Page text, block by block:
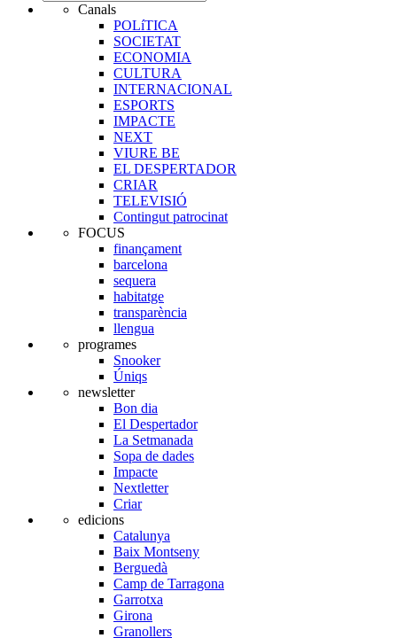
Canals
POLíTICA
SOCIETAT
ECONOMIA
CULTURA
INTERNACIONAL
ESPORTS
IMPACTE
NEXT
VIURE BE
EL DESPERTADOR
CRIAR
TELEVISIÓ
Contingut patrocinat
FOCUS
finançament
barcelona
sequera
habitatge
transparència
llengua
programes
Snooker
Úniqs
newsletter
Bon dia
El Despertador
La Setmanada
Sopa de dades
Impacte
Nextletter
Criar
edicions
Catalunya
Baix Montseny
Berguedà
Camp de Tarragona
Garrotxa
Girona
Granollers